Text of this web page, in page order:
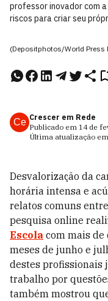
professor inovador com
riscos para criar seu
(Depositphotos/World Press
Ce Crescer em Rede
Publicado em 14 de
Última atualização em
Desvalorização da
horária intensa e
relatos comuns
pesquisa online
Escola com mais de
meses de junho e
destes profissionais
trabalho por
também mostrou